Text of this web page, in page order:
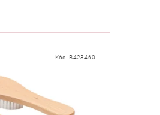
Kód: B423460